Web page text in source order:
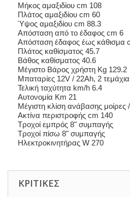
Μήκος αμαξιδίου cm 108
Πλάτος αμαξιδίου cm 60
Ύψος αμαξιδίου cm 88.3
Απόσταση από το έδαφος cm 6
Aπόσταση έδαφος έως κάθισμα
Πλάτος καθίσματος 45.7
Βάθος καθίσματος 40.6
Μέγιστο Βάρος χρήστη Kg 129.2
Μπαταρίες 12V / 22Ah, 2 τεμάχια
Τελική ταχύτητα km/h 6.4
Αυτονομία Km 21
Μέγιστη κλίση ανάβασης μοίρες
Ακτίνα περιστροφής cm 140
Τροχοί εμπρός 8" συμπαγής
Τροχοί πίσω 8" συμπαγής
Ηλεκτροκινητήρας W 270
ΚΡΙΤΙΚΈΣ